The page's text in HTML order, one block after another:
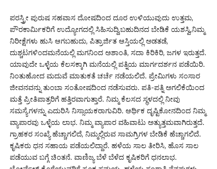
ಪರಸ್ತ್ರೀ ಪುರುಷ ಸಹವಾಸ ದೋಷದಿಂದ ದೂರ ಉಳಿಯುವುದು ಉತ್ತಮ,
ಪೌರಕಾರ್ಮಿಕರಿಗೆ ಉದ್ಯೋಗದಲ್ಲಿ ಸಿಹಿಸುದ್ದಿ,ಬಹುದಿನದ ಬೇಡಿಕೆ ಯಶಸ್ವಿ,ನಿಮ್ಮ
ನಿರೀಕ್ಷೆಗಳು ಹುಸಿ ಆಗಬಹುದು, ಪಿತ್ರಾರ್ಜಿತ ಆಸ್ತಿಯಲ್ಲಿ ಅಡತಡೆ,
ದುಶ್ಚಟಗಳಿಂದಮನೆಯಲ್ಲಿ ಮಗನಿಂದ ಅಶಾಂತಿ, ಸದಾ ಕಿರಿಕಿರಿ, ಜಗಳ ಇರುತ್ತದೆ.
ಯಾವುದೇ ಒಳ್ಳೆಯ ಕೆಲಸಕ್ಕಾಗಿ ಮನೆಯಲ್ಲಿ ಪತ್ನಿಯ ಮಾರ್ಗದರ್ಶನ ಪಡೆಯಿರಿ.
ನಿಂತುಹೋದ ಮದುವೆ ಮಾತುಕತೆ ಚರ್ಚೆ ನಡೆಯಲಿದೆ. ಪ್ರೇಮಿಗಳು ಸಂಸಾರ
ಜೀವನವನ್ನು ತುಂಬಾ ಸಂತೋಷದಿಂದ ನಡೆಸುವರು. ಪತಿ-ಪತ್ನಿ ಅಗಲಿಕೆಯಿಂದ
ಮತ್ತೆ ಪ್ರೀತಿಪಾತ್ರರಿಗೆ ಹತ್ತಿರವಾಗುತ್ತಾರೆ. ನಿಮ್ಮ ಕೆಲಸದ ಸ್ಥಳದಲ್ಲಿ ನೀವು
ಸಮಸ್ಯೆಗಳನ್ನು ಎದುರಿಸಿ ನಿಸ್ಸಾಯಕರಾಗುವಿರಿ. ಆರ್ಥಿಕ ದೃಷ್ಟಿಕೋನದಿಂದ ನಿಮ್ಮ
ವ್ಯಾಪಾರವು ಒಳ್ಳೆಯ ಲಾಭ. ನಿಮ್ಮ ವ್ಯಾಪಾರ ವಹಿವಾಟು ಅತ್ಯುತ್ತಮವಾಗಿರುತ್ತದೆ.
ಗ್ರಾಹಕರ ಸಂಖ್ಯೆ ಹೆಚ್ಚಾಗಲಿದೆ, ನಿಮ್ಮಲ್ಲಿರುವ ಸಾಮಗ್ರಿಗಳ ಬೇಡಿಕೆ ಹೆಚ್ಚಾಗಲಿದೆ.
ಕೃಷಿಕರು ಧನ ಸಹಾಯ ಪಡೆಯಲಿದ್ದಾರೆ. ಹಳೆಯ ಸಾಲ ತೀರಿಸಿ, ಹೊಸ ಸಾಲ
ಪಡೆಯುವ ಬಗ್ಗೆ ಚಿಂತನೆ. ವಾಣಿಜ್ಯ ಬೆಳೆ ಬೆಳೆದ ಕೃಷಿಕರಿಗೆ ಧನಲಾಭ.